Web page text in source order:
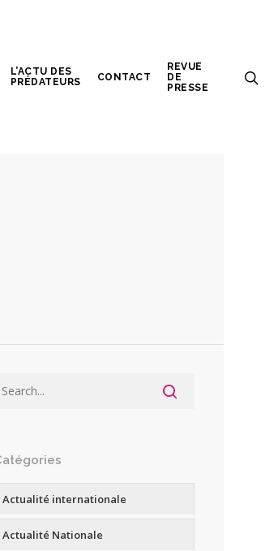
L’ACTU DES
PRÉDATEURS
CONTACT
REVUE
DE
PRESSE
Actualité internationale
Actualité Nationale